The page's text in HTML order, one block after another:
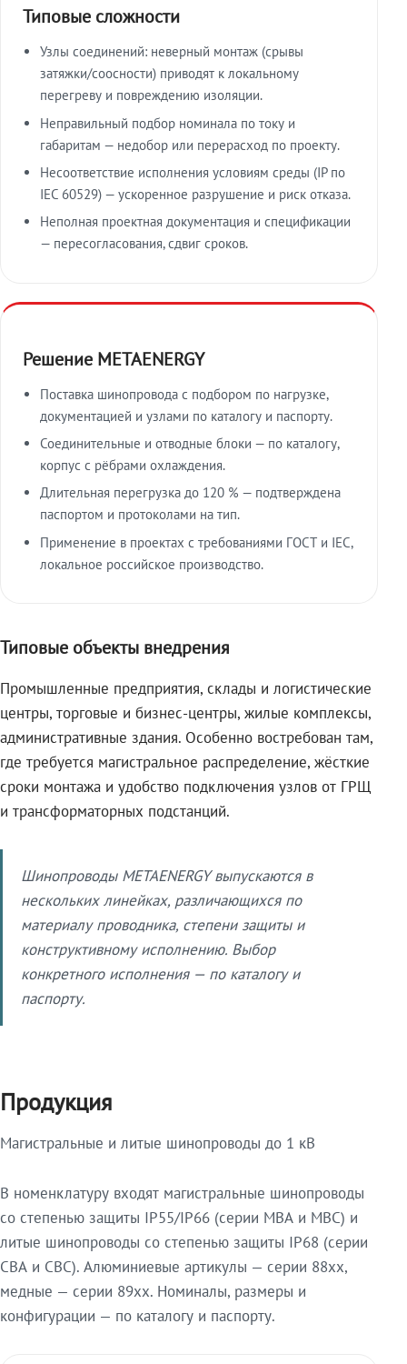
Типовые сложности
Узлы соединений: неверный монтаж (срывы
затяжки/соосности) приводят к локальному
перегреву и повреждению изоляции.
Неправильный подбор номинала по току и
габаритам — недобор или перерасход по проекту.
Несоответствие исполнения условиям среды (IP по
IEC 60529) — ускоренное разрушение и риск отказа.
Неполная проектная документация и спецификации
— пересогласования, сдвиг сроков.
Решение METAENERGY
Поставка шинопровода с подбором по нагрузке,
документацией и узлами по каталогу и паспорту.
Соединительные и отводные блоки — по каталогу,
корпус с рёбрами охлаждения.
Длительная перегрузка до 120 % — подтверждена
паспортом и протоколами на тип.
Применение в проектах с требованиями ГОСТ и IEC,
локальное российское производство.
Типовые объекты внедрения
Промышленные предприятия, склады и логистические
центры, торговые и бизнес-центры, жилые комплексы,
административные здания. Особенно востребован там,
где требуется магистральное распределение, жёсткие
сроки монтажа и удобство подключения узлов от ГРЩ
и трансформаторных подстанций.
Шинопроводы METAENERGY выпускаются в
нескольких линейках, различающихся по
материалу проводника, степени защиты и
конструктивному исполнению. Выбор
конкретного исполнения — по каталогу и
паспорту.
Продукция
Магистральные и литые шинопроводы до 1 кВ
В номенклатуру входят магистральные шинопроводы
со степенью защиты IP55/IP66 (серии МВА и МВС) и
литые шинопроводы со степенью защиты IP68 (серии
СВА и СВС). Алюминиевые артикулы — серии 88xx,
медные — серии 89xx. Номиналы, размеры и
конфигурации — по каталогу и паспорту.